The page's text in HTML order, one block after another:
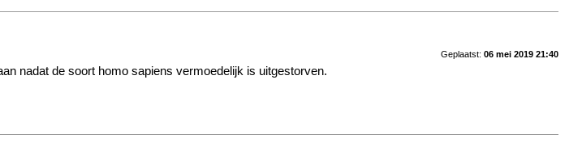
Geplaatst: 06 mei 2019 21:40
nadat de soort homo sapiens vermoedelijk is uitgestorven.